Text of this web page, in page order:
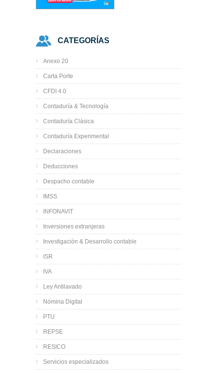
CATEGORÍAS
Anexo 20
Carta Porte
CFDI 4.0
Contaduría & Tecnología
Contaduría Clásica
Contaduría Experimental
Declaraciones
Deducciones
Despacho contable
IMSS
INFONAVIT
Inversiones extranjeras
Investigación & Desarrollo contable
ISR
IVA
Ley Antilavado
Nómina Digital
PTU
REPSE
RESICO
Servicios especializados